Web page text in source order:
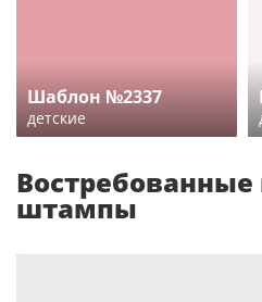
Шаблон №2337
детские
Востребованные
штампы